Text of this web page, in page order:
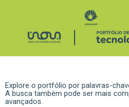
Explore o portfólio por palavras-
A busca também pode ser mais
avançados.